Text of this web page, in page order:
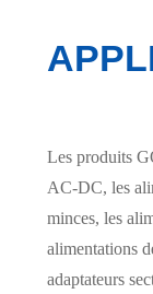
Les produits
AC-DC, les
minces, les
alimentations
adaptateurs